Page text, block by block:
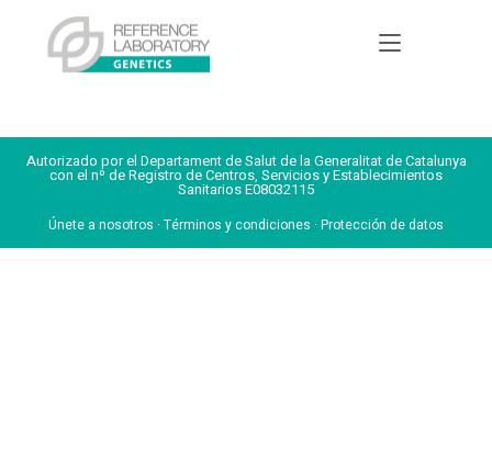
Autorizado por el Departament de Salut de la Generalitat de Catalunya
con el nº de Registro de Centros, Servicios y Establecimientos
Sanitarios E08032115
Únete a nosotros · Términos y condiciones · Protección de datos